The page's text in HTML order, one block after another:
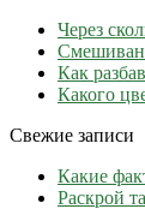
Через
Как
Какого
Свежие записи
Какие
Раскрой